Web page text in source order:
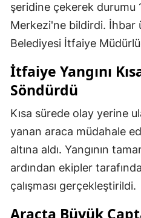
şeridine çekerek durumu
Merkezi'ne bildirdi. İhbar
Belediyesi İtfaiye
İtfaiye Yangını
Söndürdü
Kısa sürede olay yerine
yanan araca müdahale
altına aldı. Yangının
ardından ekipler
çalışması gerçekleştirildi.
Araçta Büyük